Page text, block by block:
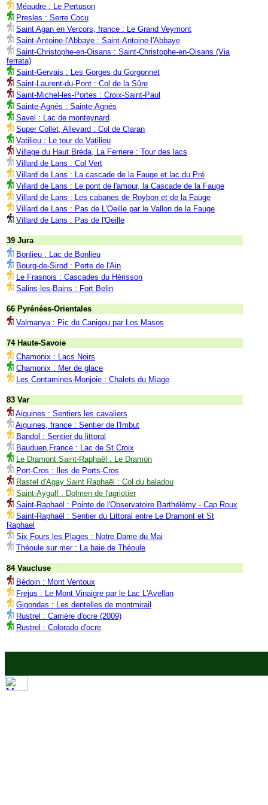
Méaudre : Le Pertuson
Presles : Serre Cocu
Saint Agan en Vercors, france : Le Grand Veymont
Saint-Antoine-l'Abbaye : Saint-Antoine-l'Abbaye
Saint-Christophe-en-Oisans : Saint-Christophe-en-Oisans (Via
ferrata)
Saint-Gervais : Les Gorges du Gorgonnet
Saint-Laurent-du-Pont : Col de la Sûre
Saint-Michel-les-Portes : Croix-Saint-Paul
Sainte-Agnés : Sainte-Agnés
Savel : Lac de monteynard
Super Collet, Allevard : Col de Claran
Vatilieu : Le tour de Vatilieu
Village du Haut Bréda, La Ferriere : Tour des lacs
Villard de Lans : Col Vert
Villard de Lans : La cascade de la Fauge et lac du Pré
Villard de Lans : Le pont de l'amour, la Cascade de la Fauge
Villard de Lans : Les cabanes de Roybon et de la Fauge
Villard de Lans : Pas de L'Oeille par le Vallon de la Fauge
Villard de Lans : Pas de l'Oeille
39 Jura
Bonlieu : Lac de Bonlieu
Bourg-de-Sirod : Perte de l'Ain
Le Frasnois : Cascades du Hérisson
Salins-les-Bains : Fort Belin
66 Pyrénées-Orientales
Valmanya : Pic du Canigou par Los Masos
74 Haute-Savoie
Chamonix : Lacs Noirs
Chamonix : Mer de glace
Les Contamines-Monjoie : Chalets du Miage
83 Var
Aiguines : Sentiers les cavaliers
Aiguines, france : Sentier de l'Imbut
Bandol : Sentier du littoral
Bauduen,France : Lac de St Croix
Le Dramont Saint-Raphaël : Le Dramon
Port-Cros : Iles de Ports-Cros
Rastel d'Agay Saint Raphaël : Col du baladou
Saint-Aygulf : Dolmen de l'agriotier
Saint-Raphaël : Pointe de l'Observatoire Barthélémy - Cap Roux
Saint-Raphaël : Sentier du Littoral entre Le Dramont et St
Raphael
Six Fours les Plages : Notre Dame du Mai
Théoule sur mer : La baie de Théoule
84 Vaucluse
Bédoin : Mont Ventoux
Frejus : Le Mont Vinaigre par le Lac L'Avellan
Gigondas : Les dentelles de montmirail
Rustrel : Carrière d'ocre (2009)
Rustrel : Colorado d'ocre